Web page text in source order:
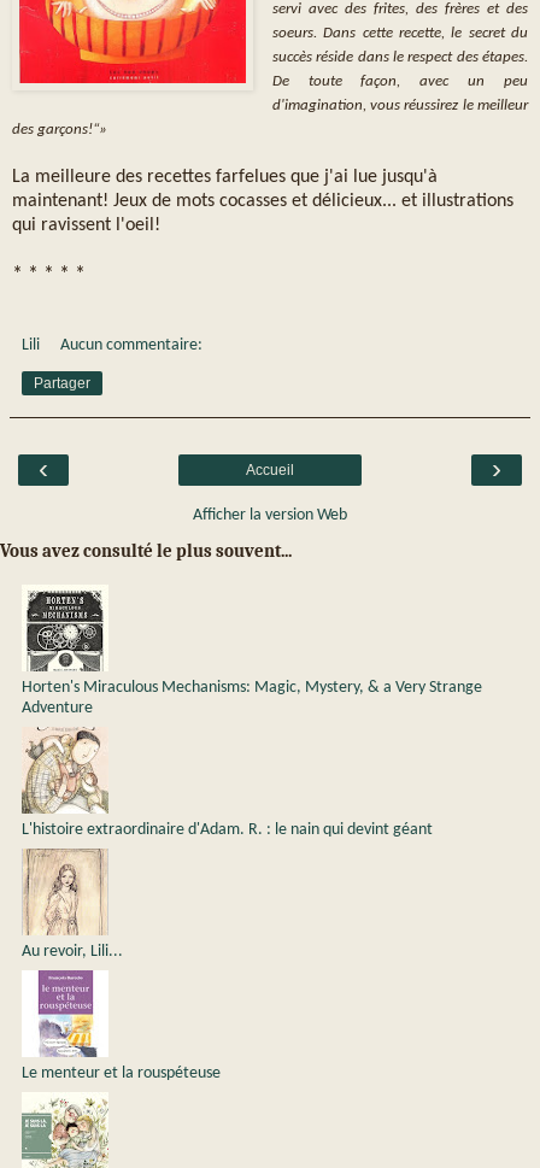
servi avec des frites, des frères et des
soeurs. Dans cette recette, le secret du
succès réside dans le respect des étapes.
De toute façon, avec un peu
d'imagination, vous réussirez le meilleur
des garçons!“»
La meilleure des recettes farfelues que j'ai lue jusqu'à
maintenant! Jeux de mots cocasses et délicieux... et illustrations
qui ravissent l'oeil!
* * * * *
Lili Aucun commentaire:
Partager
‹ ›
Accueil
Afficher la version Web
Vous avez consulté le plus souvent...
Horten's Miraculous Mechanisms: Magic, Mystery, & a Very Strange
Adventure
L'histoire extraordinaire d'Adam. R. : le nain qui devint géant
Au revoir, Lili...
Le menteur et la rouspéteuse